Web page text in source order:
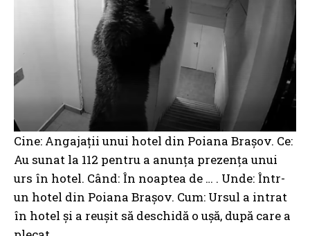
Cine: Angajații unui hotel din Poiana Brașov. Ce:
Au sunat la 112 pentru a anunța prezența unui
urs în hotel. Când: În noaptea de … . Unde: Într-
un hotel din Poiana Brașov. Cum: Ursul a intrat
în hotel și a reușit să deschidă o ușă, după care a